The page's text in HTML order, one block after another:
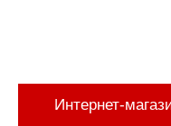
Интернет-